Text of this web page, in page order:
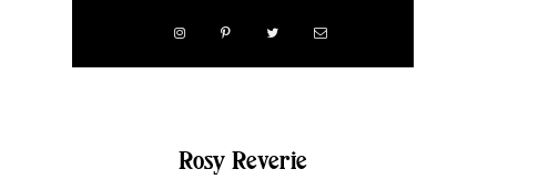
Rosy Reverie